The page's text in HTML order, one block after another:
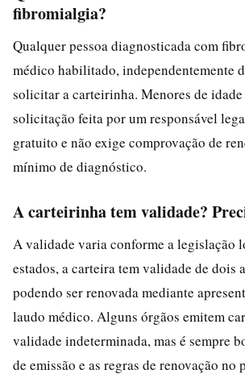
fibromialgia?
Qualquer pessoa diagnosticada com
médico habilitado, independentemente
solicitar a carteirinha. Menores de idade
solicitação feita por um responsável
gratuito e não exige comprovação de
mínimo de diagnóstico.
A carteirinha tem validade?
A validade varia conforme a legislação
estados, a carteira tem validade de dois
podendo ser renovada mediante
laudo médico. Alguns órgãos emitem
validade indeterminada, mas é sempre
de emissão e as regras de renovação no